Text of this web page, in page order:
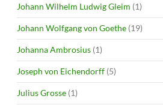
Johann Wilhelm Ludwig Gleim (1)
Johann Wolfgang von Goethe (19)
Johanna Ambrosius (1)
Joseph von Eichendorff (5)
Julius Grosse (1)